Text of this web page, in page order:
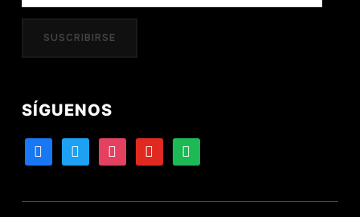
correo
electrónico
SUSCRIBIRSE
SÍGUENOS
facebooktwitter instagramyoutube spotify